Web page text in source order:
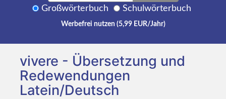
Großwörterbuch Schulwörterbuch
Werbefrei nutzen (5,99 EUR/Jahr)
vivere - Übersetzung und
Redewendungen
Latein/Deutsch